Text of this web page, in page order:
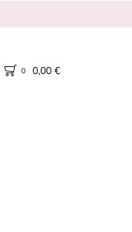
0 0,00 €